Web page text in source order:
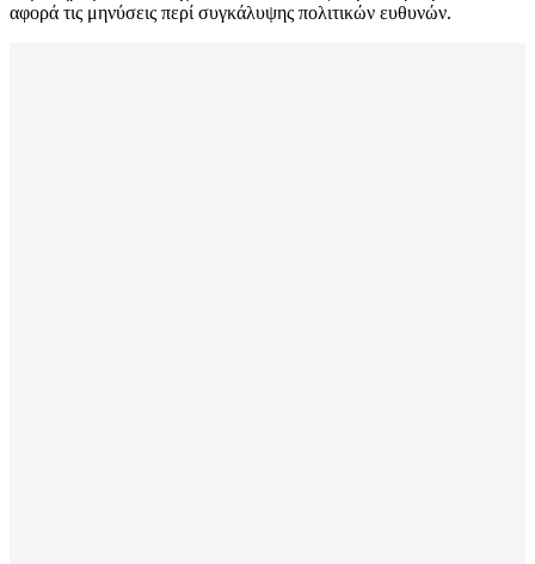
αφορά τις μηνύσεις περί συγκάλυψης πολιτικών ευθυνών.